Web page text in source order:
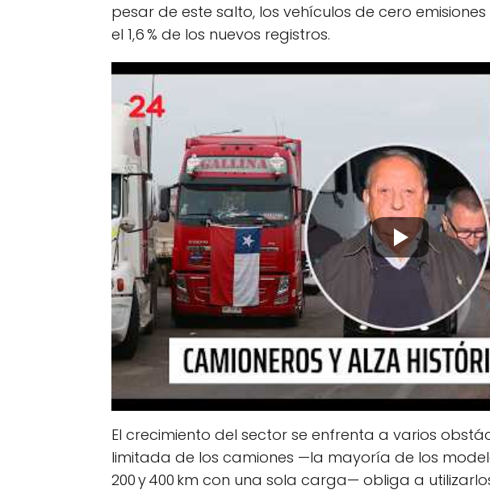
pesar de este salto, los vehículos de cero
el 1,6 % de los nuevos registros.
El crecimiento del sector se enfrenta a varios
limitada de los camiones —la mayoría de los
200 y 400 km con una sola carga— obliga a